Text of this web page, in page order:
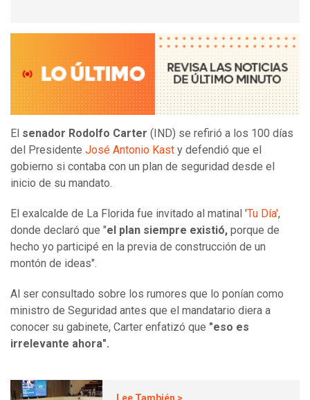
El senador Rodolfo Carter (IND) se refirió a los 100 días
del Presidente José Antonio Kast y defendió que el
gobierno si contaba con un plan de seguridad desde el
inicio de su mandato.
El exalcalde de La Florida fue invitado al matinal 'Tu Día',
donde declaró que "el plan siempre existió, porque de
hecho yo participé en la previa de construcción de un
montón de ideas".
Al ser consultado sobre los rumores que lo ponían como
ministro de Seguridad antes que el mandatario diera a
conocer su gabinete, Carter enfatizó que "eso es
irrelevante ahora".
Lee También >